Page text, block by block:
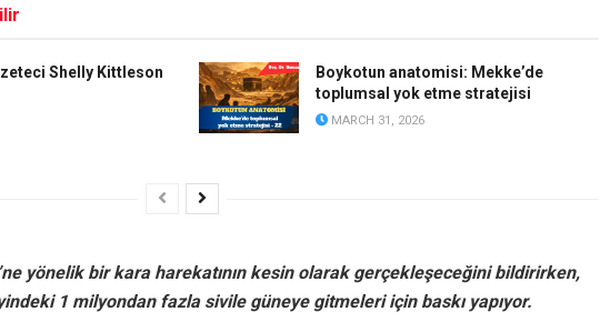
Shelly Kittleson
Boykotun anatomisi: Mekke’de
toplumsal yok etme stratejisi
MARCH 31, 2026
yönelik bir kara harekatının kesin olarak gerçekleşeceğini bildirirken,
1 milyondan fazla sivile güneye gitmeleri için baskı yapıyor.